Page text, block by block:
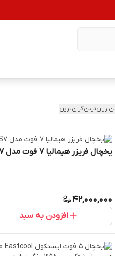
ارزان‌ترینگران‌ترین
یخچال فریزر هیمالیا 7 فوت مدل HS7
42,000,000
افزودن به سبد